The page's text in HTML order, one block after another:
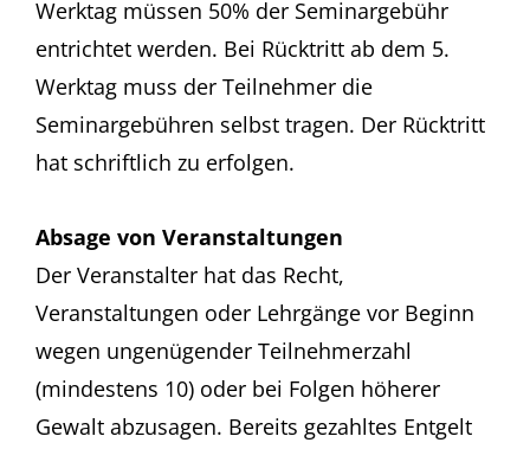
Werktag müssen 50% der Seminargebühr
entrichtet werden. Bei Rücktritt ab dem 5.
Werktag muss der Teilnehmer die
Seminargebühren selbst tragen. Der Rücktritt
hat schriftlich zu erfolgen.
Absage von Veranstaltungen
Der Veranstalter hat das Recht,
Veranstaltungen oder Lehrgänge vor Beginn
wegen ungenügender Teilnehmerzahl
(mindestens 10) oder bei Folgen höherer
Gewalt abzusagen. Bereits gezahltes Entgelt